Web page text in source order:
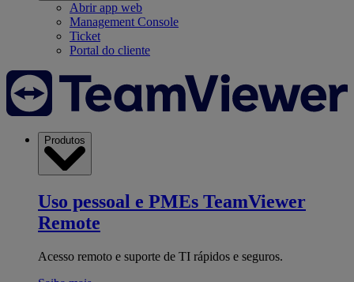
Abrir app web
Management Console
Ticket
Portal do cliente
Produtos
Uso pessoal e PMEs TeamViewer
Remote
Acesso remoto e suporte de TI rápidos e seguros.